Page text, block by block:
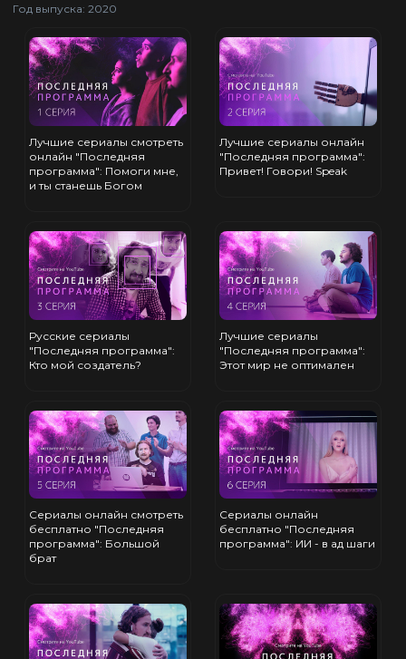
Год выпуска: 2020
Лучшие сериалы смотреть
онлайн "Последняя
программа": Помоги мне,
и ты станешь Богом
Лучшие сериалы онлайн
"Последняя программа":
Привет! Говори! Speak
Русские сериалы
"Последняя программа":
Кто мой создатель?
Лучшие сериалы
"Последняя программа":
Этот мир не оптимален
Сериалы онлайн смотреть
бесплатно "Последняя
программа": Большой
брат
Сериалы онлайн
бесплатно "Последняя
программа": ИИ - в ад шаги